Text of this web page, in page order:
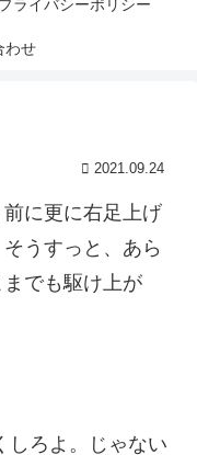
プライバシーポリシー
わせ
2021.09.24
前に更に右足上げ
うすっと、あら
でも駆け上が
しろよ。じゃない